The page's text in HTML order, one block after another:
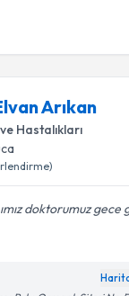
Arıkan
Hastalıkları
doktorumuz️ gece